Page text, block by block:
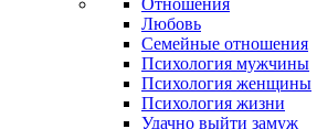
Отношения
Любовь
Семейные отношения
Психология мужчины
Психология женщины
Психология жизни
Удачно выйти замуж